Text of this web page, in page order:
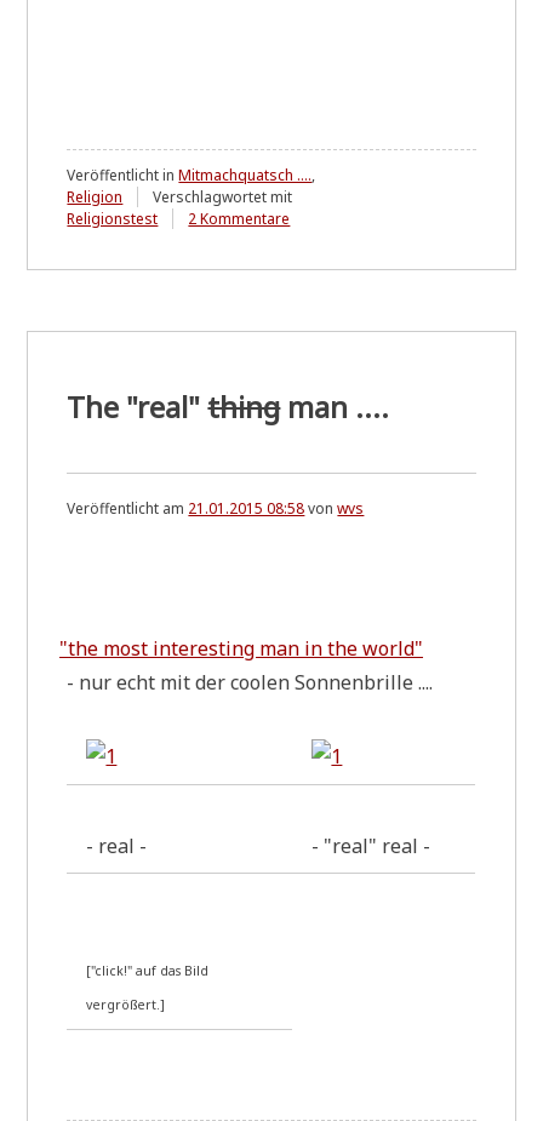
Veröffentlicht inMitmachquatsch ....,
Religion
Verschlagwortet mit
Religionstest
2 Kommentare
...?
The "real"thingman ....
Veröffentlicht am 21.01.2015 08:58vonwvs
"the most inte­re­st­ing man in the world"
- nur echt mit der coo­len Sonnenbrille ....
- real - - "real" real -
["click!" auf das Bild
vergrößert.]